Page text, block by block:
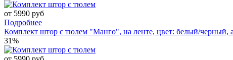
от 5990 руб
Подробнее
Комплект штор с тюлем "Манго", на ленте, цвет: белый/черный,
31%